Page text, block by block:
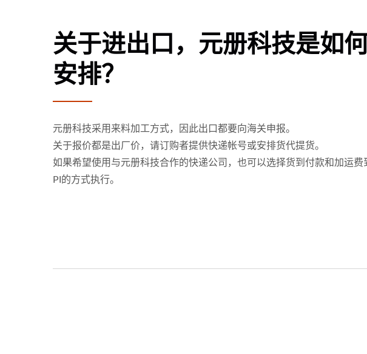
关于进出口，元册科技是如
安排？
元册科技采用来料加工方式，因此出口都要向海关申报。
关于报价都是出厂价，请订购者提供快递帐号或安排货代提货。
如果希望使用与元册科技合作的快递公司，也可以选择货到付款和加运费
PI的方式执行。